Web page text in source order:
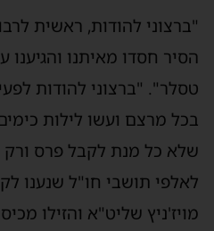
"ברצוני להודות, ראשית
הסיר חסדו מאיתנו
טסלר". "ברצוני להודות
בכל מרצם ועשו לילות
שלא כל מנת לקבל פרס ורק
לאלפי תושבי חו"ל שנענו
מויז'ניץ שליט"א והזילו